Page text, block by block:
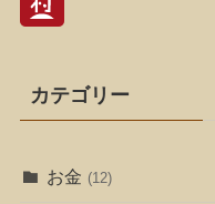
カテゴリー
お金 (12)